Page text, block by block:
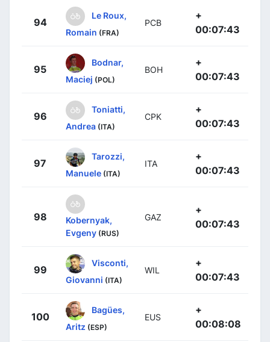
94
Le Roux,
Romain (FRA)
PCB
+
00:07:43
95
Bodnar,
Maciej (POL)
BOH
+
00:07:43
96
Toniatti,
Andrea (ITA)
CPK
+
00:07:43
97
Tarozzi,
Manuele (ITA)
ITA
+
00:07:43
98
Kobernyak,
Evgeny (RUS)
GAZ
+
00:07:43
99
Visconti,
Giovanni (ITA)
WIL
+
00:07:43
100
Bagües,
Aritz (ESP)
EUS
+
00:08:08